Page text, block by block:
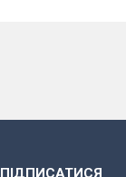
ПІДПИСАТИСЯ